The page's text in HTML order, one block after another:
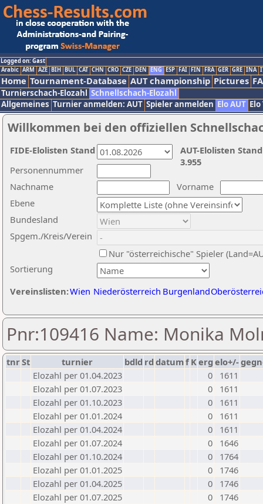
Logged on: Gast
Arabic ARM AZE BIH BUL CAT CHN CRO CZE DEN ENG ESP FAI FIN FRA GER GRE INA
Home Tournament-Database AUT championship Pictures
Turnierschach-Elozahl Schnellschach-Elozahl
Allgemeines Turnier anmelden: AUT Spieler anmelden Elo AUT
Willkommen bei den offiziellen
Nachname
Vorname
Ebene
Sortierung
Personennummer
Bundesland
Spgem./Kreis/Verein
Nur "österreichische" Spieler
Vereinslisten:Wien Niederösterreich Burgenland
AUT-Elolisten
3.955
FIDE-Elolisten Stand
Pnr:109416 Name: Monika
tnrSt turnier bdld rd datumf Kerg elo+/-
Elozahl per 01.04.2023
0
1611
Elozahl per 01.07.2023
0
1611
Elozahl per 01.10.2023
0
1611
Elozahl per 01.01.2024
0
1611
Elozahl per 01.04.2024
0
1611
Elozahl per 01.07.2024
0
1646
Elozahl per 01.10.2024
0
1764
Elozahl per 01.01.2025
0
1746
Elozahl per 01.04.2025
0
1746
Elozahl per 01.07.2025
0
1746